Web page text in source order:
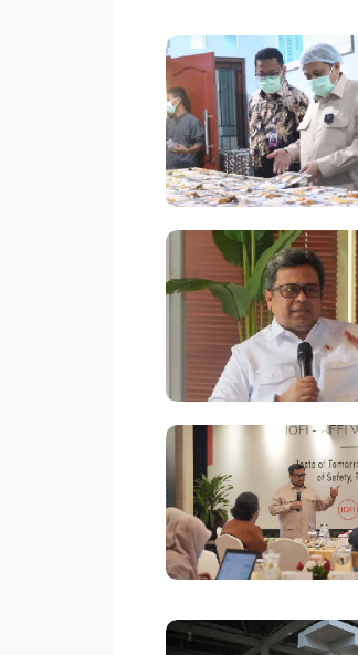
dijalankan Badan
kewajiban sertifikasi
10.147 sertifikat halal